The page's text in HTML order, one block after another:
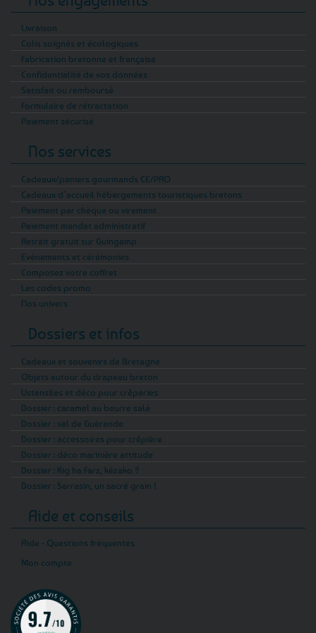
manque de vitalité. Les palets Ma Kibell
dernier étant particulièrement destiné aux
cheveux secs et abîmés.
Toutes les formules ne possèdent pas les
mêmes caractéristiques. Certaines références
sont certifiées BIO, sans sulfate, sans silicone
ingrédients bretons et actifs marins
Les amateurs de formats classiques trouveront
plusieurs shampoings fabriqués en Bretagne
en flacons. Le shampoing réparateur Ma Kibell
au miel et à l’huile de chanvre biologiques est
destiné aux cheveux secs et aux pointes
abîmées. Une autre formule sans sulfate
Bretagne et des fleurs de safran issues de
l’agriculture biologique.
Pour une routine inspirée du littoral, le
shampoing BIO aux actifs marins Passion
Marine contient notamment des extraits de
fucus et de laminaire, de l’hydrolat de menthe
poivrée et des huiles essentielles d’orange et
de mandarine. Adapté à tous les types de
cheveux et aux lavages fréquents, il est certifié
BIO par Ecocert Greenlife et contient 99 %
d’ingrédients d’origine naturelle.
Le shampoing-douche Breizh Family offre enfin
famille, tout en limitant le nombre de flacons
Livraison
Colis soignés et écologiques
Fabrication bretonne et française
Confidentialité de vos données
Satisfait ou remboursé
Formulaire de rétractation
Paiement sécurisé
Nos services
Cadeaux/paniers gourmands CE/PRO
Cadeaux d’accueil hébergements touristiques bretons
Paiement par chèque ou virement
Paiement mandat administratif
Retrait gratuit sur Guingamp
Evénements et cérémonies
Composez votre coffret
Les codes promo
Nos univers
Dossiers et infos
Cadeaux et souvenirs de Bretagne
Objets autour du drapeau breton
Ustensiles et déco pour crêperies
Dossier : caramel au beurre salé
Dossier : sel de Guérande
Dossier : accessoires pour crêpière
Dossier : déco marinière attitude
Dossier : Kig ha Farz, kézako ?
Dossier : Sarrasin, un sacré grain !
Aide et conseils
Aide - Questions fréquentes
Mon compte